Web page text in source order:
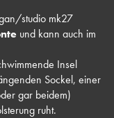
studio mk27
und kann auch im
Insel
Sockel, einer
gar beidem)
ruht.